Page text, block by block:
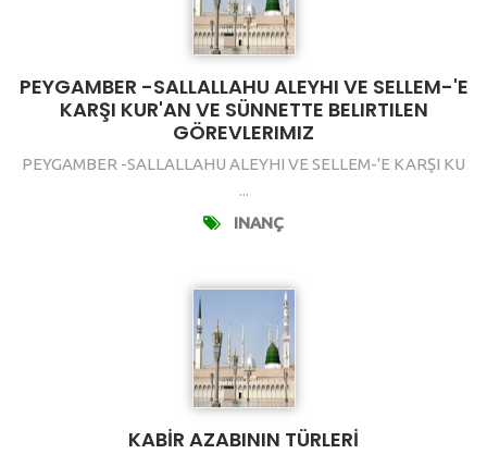
PEYGAMBER -SALLALLAHU ALEYHI VE SELLEM-'E
KARŞI KUR'AN VE SÜNNETTE BELIRTILEN
GÖREVLERIMIZ
PEYGAMBER -SALLALLAHU ALEYHI VE SELLEM-'E KARŞI KU
...
INANÇ
KABİR AZABININ TÜRLERİ